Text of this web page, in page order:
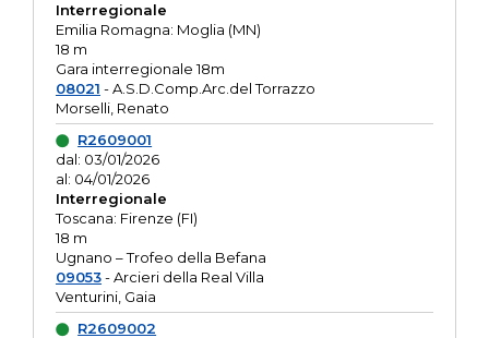
Interregionale
Emilia Romagna: Moglia (MN)
18 m
Gara interregionale 18m
08021 - A.S.D.Comp.Arc.del Torrazzo
Morselli, Renato
R2609001
dal: 03/01/2026
al: 04/01/2026
Interregionale
Toscana: Firenze (FI)
18 m
Ugnano – Trofeo della Befana
09053- Arcieri della Real Villa
Venturini, Gaia
R2609002